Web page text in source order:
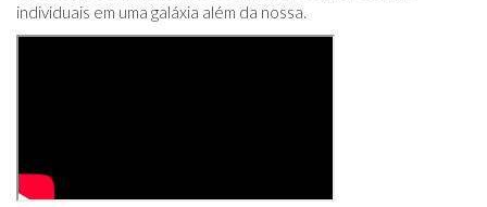
individuais em uma galáxia além da nossa.